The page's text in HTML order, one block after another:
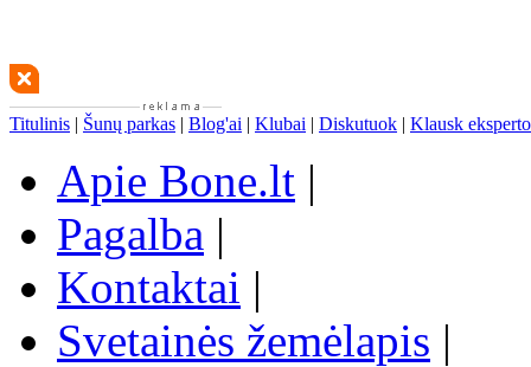
Titulinis | Šunų parkas | Blog'ai | Klubai | Diskutuok | Klausk eksperto
Apie Bone.lt |
Pagalba |
Kontaktai |
Svetainės žemėlapis |